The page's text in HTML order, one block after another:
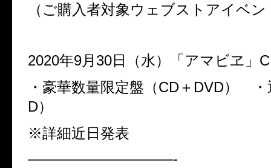
（ご購入者対象ウェブストアイベ
2020年9月30日（水）「アマビヱ」
・豪華数量限定盤（CD＋DVD） ・
D）
※詳細近日発表
——————————-